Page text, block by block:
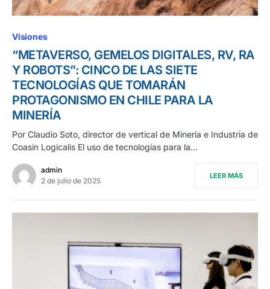
Visiones
“METAVERSO, GEMELOS DIGITALES, RV, RA
Y ROBOTS”: CINCO DE LAS SIETE
TECNOLOGÍAS QUE TOMARÁN
PROTAGONISMO EN CHILE PARA LA
MINERÍA
Por Claudio Soto, director de vertical de Minería e Industria de
Coasin Logicalis El uso de tecnologías para la…
admin
2 de julio de 2025
LEER MÁS